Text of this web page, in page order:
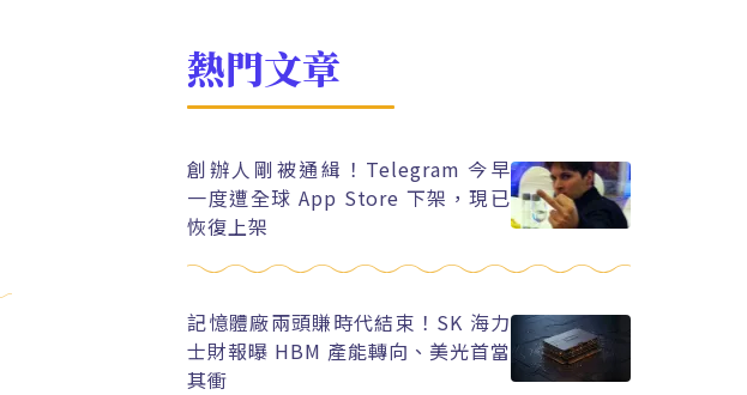
熱門文章
創辦人剛被通緝！Telegram 今早
一度遭全球 App Store 下架，現已
恢復上架
記憶體廠兩頭賺時代結束！SK 海力
士財報曝 HBM 產能轉向、美光首當
其衝